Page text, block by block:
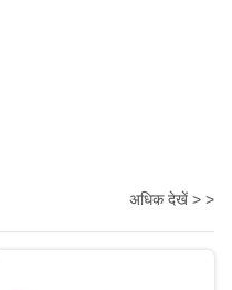
अधिक देखें > >